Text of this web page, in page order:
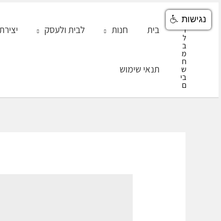
דילוג
בית חנות לבית ולעסק
תנאי שימוש
נגישות